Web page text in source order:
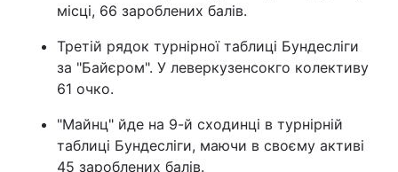
місці, 66 зароблених балів.
Третій рядок турнірної таблиці Бундесліги
за "Байєром". У леверкузенсокго колективу
61 очко.
"Майнц" йде на 9-й сходинці в турнірній
таблиці Бундесліги, маючи в своєму активі
45 зароблених балів.